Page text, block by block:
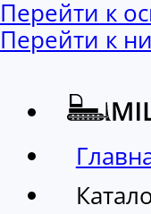
Перейти к
Перейти к